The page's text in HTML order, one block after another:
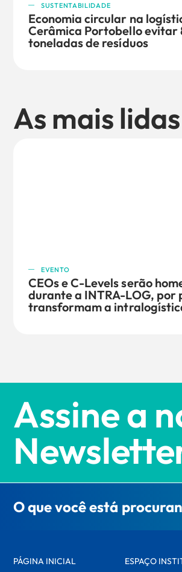
SUSTENTABILIDADE
Economia circular na
Cerâmica Portobello evitar
toneladas de resíduos
As mais lidas
EVENTO
CEOs e C-Levels serão
durante a INTRA-LOG, por
transformam a
Assine a
O que você está
PÁGINA INICIAL ESPAÇO